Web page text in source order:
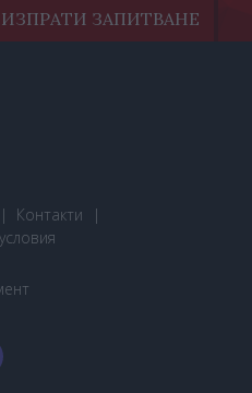
ИЗПРАТИ ЗАПИТВАНЕ
Контакти